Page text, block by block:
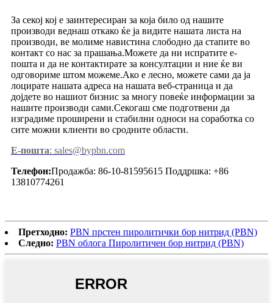
За секој кој е заинтересиран за која било од нашите
производи веднаш откако ќе ја видите нашата листа на
производи, ве молиме навистина слободно да стапите во
контакт со нас за прашања.Можете да ни испратите е-
пошта и да не контактирате за консултации и ние ќе ви
одговориме штом можеме.Ако е лесно, можете сами да ја
лоцирате нашата адреса на нашата веб-страница и да
дојдете во нашиот бизнис за многу повеќе информации за
нашите производи сами.Секогаш сме подготвени да
изградиме проширени и стабилни односи на соработка со
сите можни клиенти во сродните области.
Е-пошта: sales@bypbn.com
Телефон:Продажба: 86-10-81595615 Поддршка: +86
13810774261
Претходно: PBN прстен пиролитички бор нитрид (PBN)
Следно: PBN облога Пиролитичен бор нитрид (PBN)